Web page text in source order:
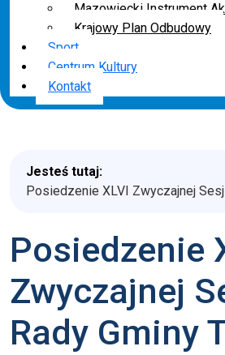
Mazowiecki Instrument
Krajowy Plan Odbudowy
Sport
Centrum Kultury
Kontakt
Jesteś tutaj:
Posiedzenie XLVI Zwyczajnej
Posiedzenie
Zwyczajnej
Rady Gminy